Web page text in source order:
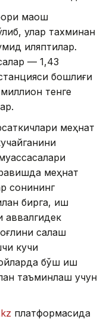
маош
улар тахминан
қиляптилар.
— 1,43
бошлиғи
тенге
меҳнат
меҳнат
сонининг
бирга, иш
аввалгидек
сақлаш
кучи
бўш иш
таъминлаш учун
платформасида